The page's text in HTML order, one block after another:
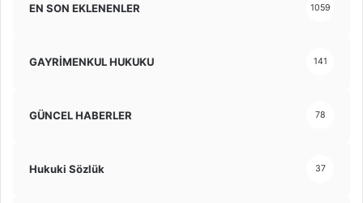
EN SON EKLENENLER 1059
GAYRİMENKUL HUKUKU 141
GÜNCEL HABERLER 78
Hukuki Sözlük 37